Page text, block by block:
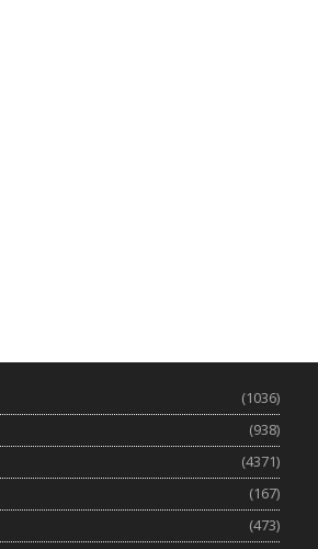
(1036)
(938)
(4371)
(167)
(473)